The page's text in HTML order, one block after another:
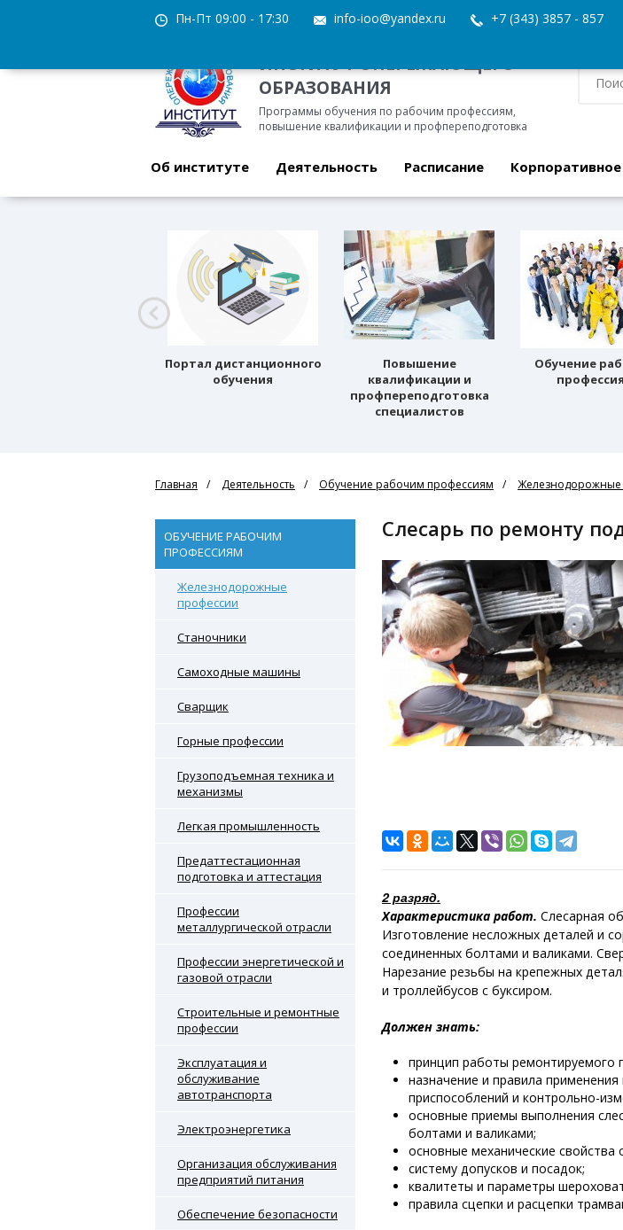
Пн-Пт 09:00 - 17:30 info-ioo@yandex.ru +7 (343) 3857 - 857
ИНСТИТУТ ОПЕРЕЖАЮЩЕГО
ОБРАЗОВАНИЯ
Программы обучения по рабочим профессиям,
повышение квалификации и профпереподготовка
Об институте Деятельность Расписание
Портал дистанционного
обучения
Повышение
квалификации и
профпереподготовка
специалистов
Обучение
Главная Деятельность Обучение рабочим профессиям Железнодорожные
ОБУЧЕНИЕ РАБОЧИМ
ПРОФЕССИЯМ
Железнодорожные
профессии
Станочники
Самоходные машины
Сварщик
Горные профессии
Грузоподъемная техника и
механизмы
Легкая промышленность
Предаттестационная
подготовка и аттестация
Профессии
металлургической отрасли
Профессии энергетической и
газовой отрасли
Строительные и ремонтные
профессии
Эксплуатация и
обслуживание
автотранспорта
Электроэнергетика
Организация обслуживания
предприятий питания
Обеспечение безопасности
Слесарь по ремонту
2 разряд.
Характеристика работ. Слесарная
Изготовление несложных деталей и
соединенных болтами и валиками.
Нарезание резьбы на крепежных
и троллейбусов с буксиром.
Должен знать:
принцип работы ремонтируемого
назначение и правила
приспособлений и контрольно-
основные приемы выполнения
болтами и валиками;
основные механические
систему допусков и посадок;
квалитеты и параметры
правила сцепки и расцепки